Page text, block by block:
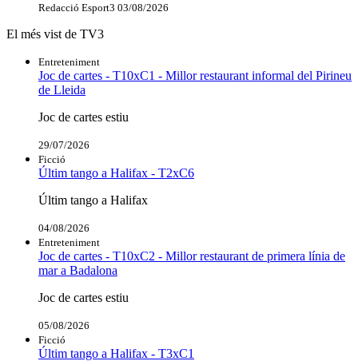
Redacció Esport3 03/08/2026
El més vist de TV3
Entreteniment
Joc de cartes - T10xC1 - Millor restaurant informal del Pirineu
de Lleida
Joc de cartes estiu
29/07/2026
Ficció
Últim tango a Halifax - T2xC6
Últim tango a Halifax
04/08/2026
Entreteniment
Joc de cartes - T10xC2 - Millor restaurant de primera línia de
mar a Badalona
Joc de cartes estiu
05/08/2026
Ficció
Últim tango a Halifax - T3xC1